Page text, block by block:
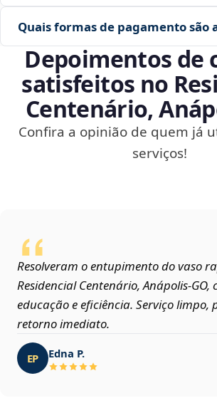
Quais formas de pagamento são
Depoimentos de
satisfeitos no
Centenário,
Confira a opinião de quem já
serviços!
Resolveram o entupimento do vaso
Residencial Centenário,
educação e eficiência. Serviço limpo,
retorno imediato.
EP Edna P.